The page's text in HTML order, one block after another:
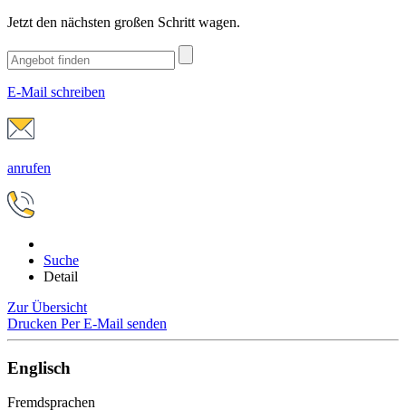
Jetzt den nächsten großen Schritt wagen.
E-Mail schreiben
anrufen
Suche
Detail
Zur Übersicht
Drucken Per E-Mail senden
Englisch
Fremdsprachen